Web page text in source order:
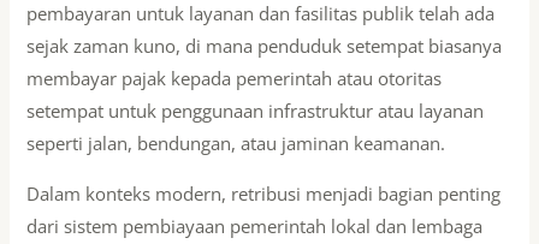
pembayaran untuk layanan dan fasilitas publik telah ada
sejak zaman kuno, di mana penduduk setempat biasanya
membayar pajak kepada pemerintah atau otoritas
setempat untuk penggunaan infrastruktur atau layanan
seperti jalan, bendungan, atau jaminan keamanan.
Dalam konteks modern, retribusi menjadi bagian penting
dari sistem pembiayaan pemerintah lokal dan lembaga